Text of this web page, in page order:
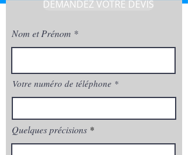
DEMANDEZ VOTRE DEVIS
Nom et Prénom
Votre numéro de téléphone
Quelques précisions